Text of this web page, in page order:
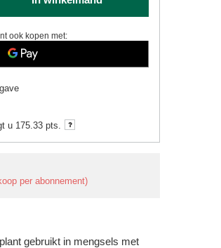
per abonnement)
ook kopen met:
u 175.33 pts.
gebruikt in mengsels met